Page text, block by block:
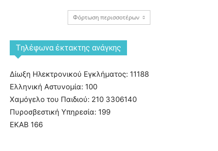
Φόρτωση περισσοτέρων
Tηλέφωνα έκτακτης ανάγκης
Δίωξη Ηλεκτρονικού Εγκλήματος: 11188
Ελληνική Αστυνομία: 100
Χαμόγελο του Παιδιού: 210 3306140
Πυροσβεστική Υπηρεσία: 199
ΕΚΑΒ 166